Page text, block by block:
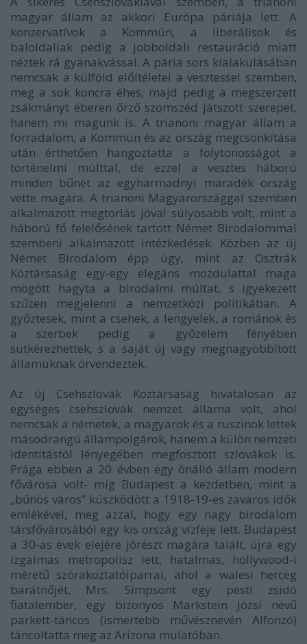
magyar állam az akkori Európa páriája lett. A
konzervatívok a Kommün, a liberálisok és
baloldaliak pedig a jobboldali restauráció miatt
néztek rá gyanakvással. A pária sors kialakulásában
nemcsak a külföld előítéletei a vesztessel szemben,
meg a sok koncra éhes, majd pedig a megszerzett
zsákmányt éberen őrző szomszéd játszott szerepet,
hanem mi magunk is. A trianoni magyar állam a
forradalom, a Kommün és az ország megcsonkítása
után érthetően hangoztatta a folytonosságot a
történelmi múlttal, de ezzel a vesztes háború
minden bűnét az egyharmadnyi maradék ország
vette magára. A trianoni Magyarországgal szemben
alkalmazott megtorlás jóval súlyosabb volt, mint a
háború fő felelősének tartott Német Birodalommal
szembeni alkalmazott intézkedések. Közben az új
Német Birodalom épp úgy, mint az Osztrák
Köztársaság egy-egy elegáns mozdulattal maga
mögött hagyta a birodalmi múltat, s igyekezett
szűzen megjelenni a nemzetközi politikában. A
győztesek, mint a csehek, a lengyelek, a románok és
a szerbek pedig a győzelem fényében
sütkérezhettek, s a saját új vagy megnagyobbított
államuknak örvendeztek.
Az új Csehszlovák Köztársaság hivatalosan az
egységes csehszlovák nemzet állama volt, ahol
nemcsak a németek, a magyarok és a ruszinok lettek
másodrangú állampolgárok, hanem a külön nemzeti
identitástól lényegében megfosztott szlovákok is.
Prága ebben a 20 évben egy önálló állam modern
fővárosa volt- míg Budapest a kezdetben, mint a
„bűnös város” küszködött a 1918-19-es zavaros idők
emlékével, meg azzal, hogy egy nagy birodalom
társfővárosából egy kis ország vízfeje lett. Budapest
a 30-as évek elejére jórészt magára talált, újra egy
izgalmas metropolisz lett, hatalmas, hollywood-i
méretű szórakoztatóiparral, ahol a walesi herceg
barátnőjét, Mrs. Simpsont egy pesti zsidó
fiatalember, egy bizonyos Markstein Józsi nevű
parkett-táncos (ismertebb művésznevén Alfonzó)
táncoltatta meg az Arizona mulatóban.